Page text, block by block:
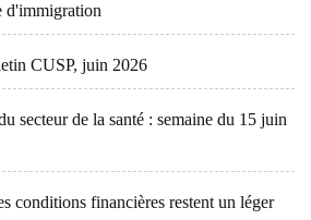
d'immigration
CUSP, juin 2026
secteur de la santé : semaine du 15 juin
conditions financières restent un léger